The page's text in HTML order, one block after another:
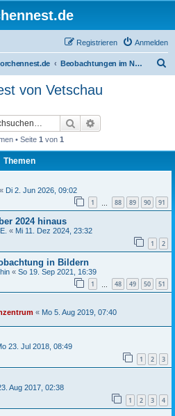
Anmelden
Registrieren
Beobachtungen im Nest von Vetschau
von Vetschau
Suche
• Seite 1 von 1
Themen
« Di 2. Jun 2026, 09:02
1 88 89 90 91
2024 hinaus
« Mi 11. Dez 2024, 23:32
1 2
in Bildern
« So 19. Sep 2021, 16:39
1 48 49 50 51
« Mo 5. Aug 2019, 07:40
23. Jul 2018, 08:49
1 2 3
Aug 2017, 02:38
1 2 3 4